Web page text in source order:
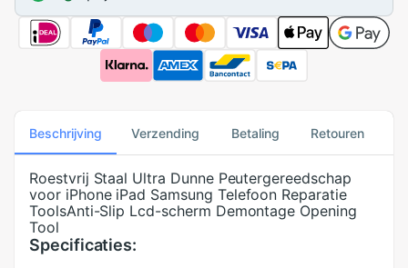
Beschrijving Verzending Betaling Retouren
Roestvrij Staal Ultra Dunne Peutergereedschap
voor iPhone iPad Samsung Telefoon Reparatie
ToolsAnti-Slip Lcd-scherm Demontage Opening
Tool
Specificaties: